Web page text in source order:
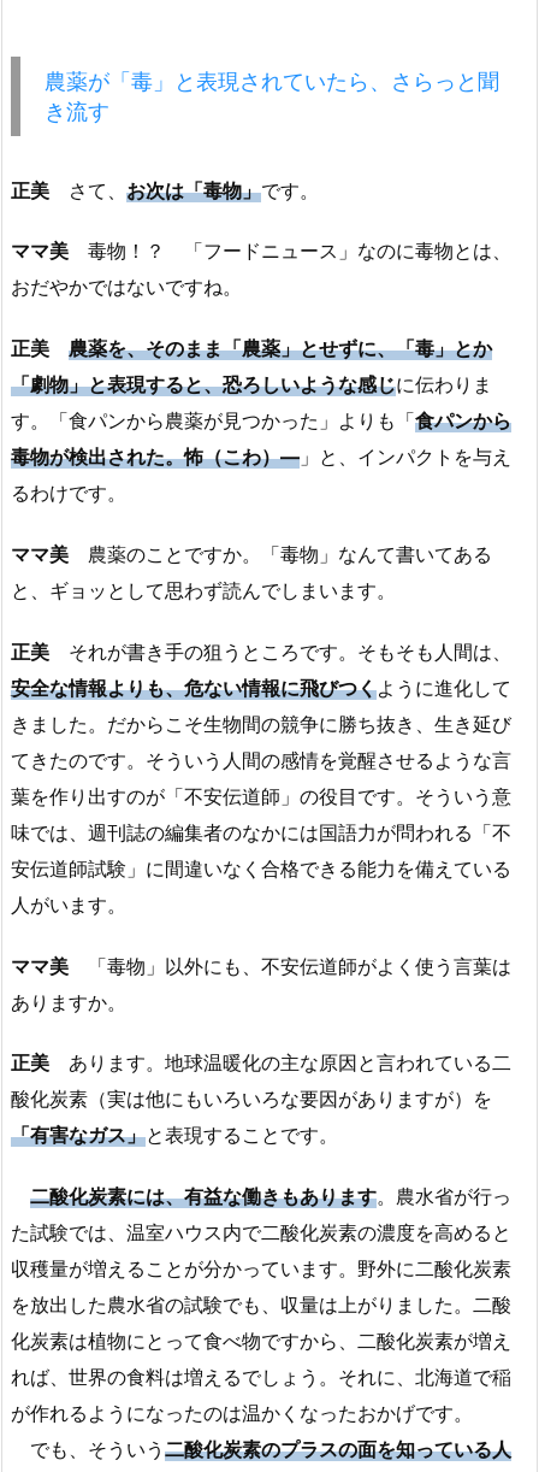
農薬が「毒」と表現されていたら、さらっと聞
き流す
正美 さて、 お次は「毒物」です。
ママ美 毒物！？ 「フードニュース」なのに毒物とは、
おだやかではないですね。
正美
農薬を、そのまま「農薬」とせずに、「毒」とか
「劇物」と表現すると、恐ろしいような感じに伝わりま
す。「食パンから農薬が見つかった」よりも「食パンから
毒物が検出された。怖（こわ）― 」と、インパクトを与え
るわけです。
ママ美 農薬のことですか。「毒物」なんて書いてある
と、ギョッとして思わず読んでしまいます。
正美 それが書き手の狙うところです。そもそも人間は、
安全な情報よりも、危ない情報に飛びつくように進化して
きました。だからこそ生物間の競争に勝ち抜き、生き延び
てきたのです。そういう人間の感情を覚醒させるような言
葉を作り出すのが「不安伝道師」の役目です。そういう意
味では、週刊誌の編集者のなかには国語力が問われる「不
安伝道師試験」に間違いなく合格できる能力を備えている
人がいます。
ママ美 「毒物」以外にも、不安伝道師がよく使う言葉は
ありますか。
正美 あります。地球温暖化の主な原因と言われている二
酸化炭素（実は他にもいろいろな要因がありますが）を
「有害なガス」と表現することです。
二酸化炭素には、有益な働きもあります。農水省が行っ
た試験では、温室ハウス内で二酸化炭素の濃度を高めると
収穫量が増えることが分かっています。野外に二酸化炭素
を放出した農水省の試験でも、収量は上がりました。二酸
化炭素は植物にとって食べ物ですから、二酸化炭素が増え
れば、世界の食料は増えるでしょう。それに、北海道で稲
が作れるようになったのは温かくなったおかげです。
でも、そういう 二酸化炭素のプラスの面を知っている人